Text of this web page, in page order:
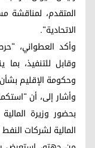
المتقدم، لمناقشة
الاتحادية".
وأكد العطواني،
وقابل للتنفيذ، بما
وحكومة الإقليم
وأشار إلى، أن
بحضور وزيرة
المالية لشركات